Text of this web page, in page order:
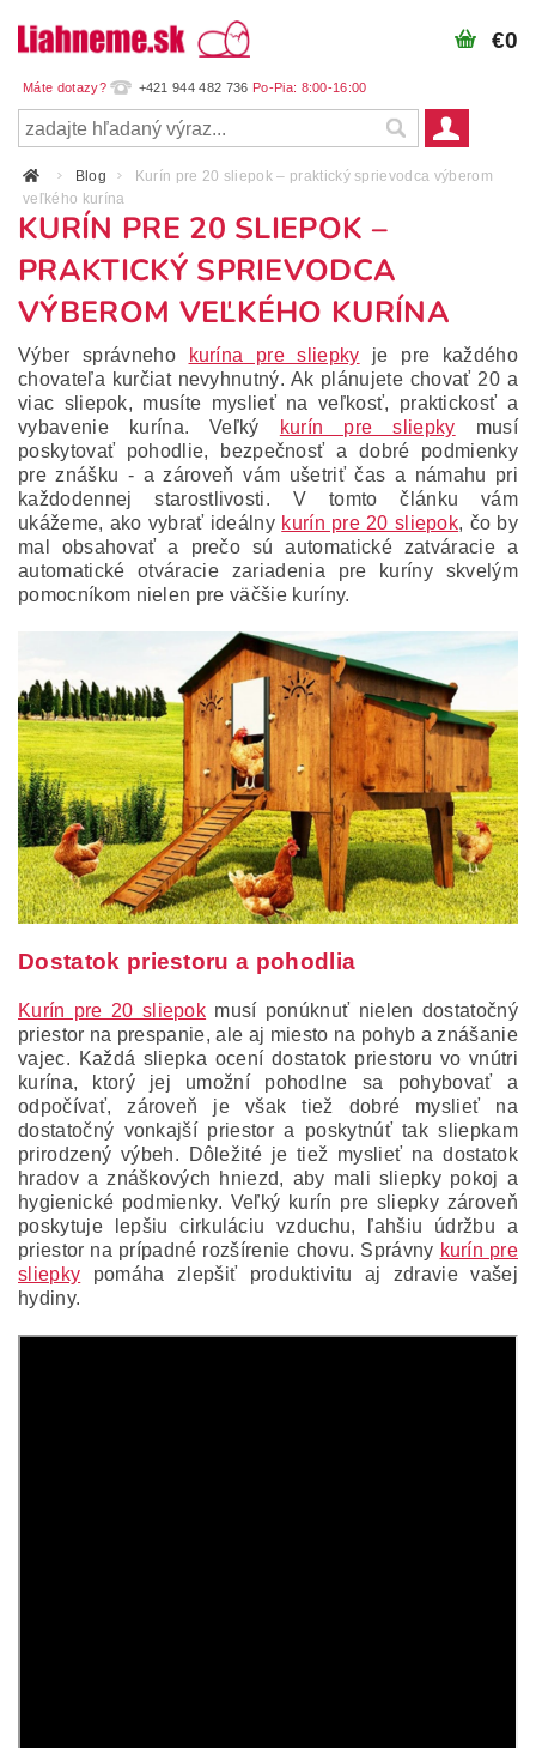
+421 944 482 736
€0
Blog
Kurín pre 20 sliepok – praktický sprievodca výberom
veľkého kurína
KURÍN PRE 20 SLIEPOK –
PRAKTICKÝ SPRIEVODCA
VÝBEROM VEĽKÉHO KURÍNA
Výber správneho kurína pre sliepky je pre každého
chovateľa kurčiat nevyhnutný. Ak plánujete chovať 20 a
viac sliepok, musíte myslieť na veľkosť, praktickosť a
vybavenie kurína. Veľký
kurín pre sliepky musí
poskytovať pohodlie, bezpečnosť a dobré podmienky
pre znášku - a zároveň vám ušetriť čas a námahu pri
každodennej starostlivosti. V tomto článku vám
ukážeme, ako vybrať ideálny kurín pre 20 sliepok, čo by
mal obsahovať a prečo sú automatické zatváracie a
automatické otváracie zariadenia pre kuríny skvelým
pomocníkom nielen pre väčšie kuríny.
Dostatok priestoru a pohodlia
Kurín pre 20 sliepok musí ponúknuť nielen dostatočný
priestor na prespanie, ale aj miesto na pohyb a znášanie
vajec. Každá sliepka ocení dostatok priestoru vo vnútri
kurína, ktorý jej umožní pohodlne sa pohybovať a
odpočívať, zároveň je však tiež dobré myslieť na
dostatočný vonkajší priestor a poskytnúť tak sliepkam
prirodzený výbeh. Dôležité je tiež myslieť na dostatok
hradov a znáškových hniezd, aby mali sliepky pokoj a
hygienické podmienky. Veľký kurín pre sliepky zároveň
poskytuje lepšiu cirkuláciu vzduchu, ľahšiu údržbu a
priestor na prípadné rozšírenie chovu. Správny kurín pre
sliepky pomáha zlepšiť produktivitu aj zdravie vašej
hydiny.